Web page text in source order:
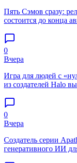
Пять Сэмов сразу:
состоится до конца
0
Вчера
Игра для людей с
из создателей Halo
0
Вчера
Создатель серии
генеративного ИИ